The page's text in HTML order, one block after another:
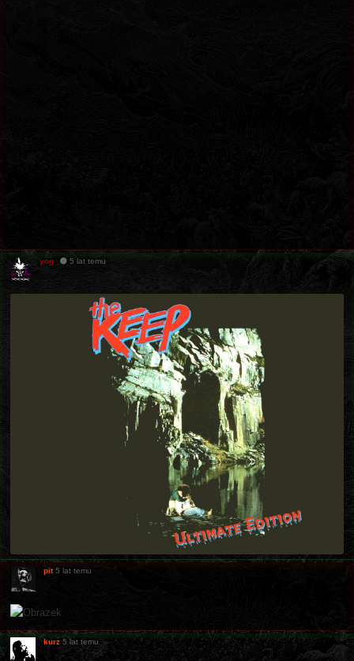
yog 5 lat temu
pit 5 lat temu
kurz 5 lat temu